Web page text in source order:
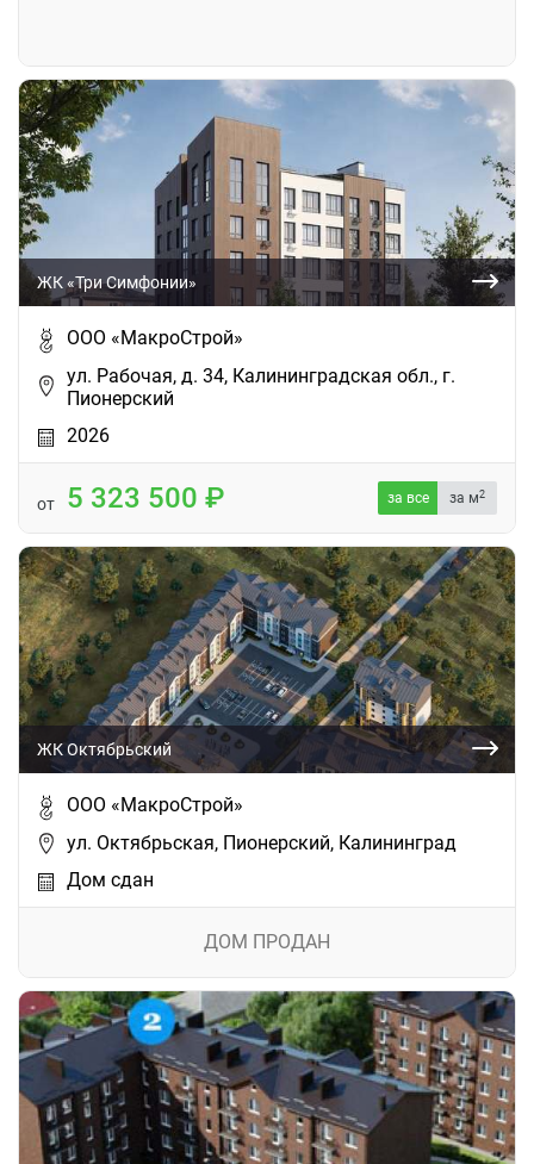
ЖК «Три Симфонии»
ООО «МакроСтрой»
ул. Рабочая, д. 34, Калининградская обл., г.
Пионерский
2026
от 5 323 500 за все за м2
ЖК Октябрьский
ООО «МакроСтрой»
ул. Октябрьская, Пионерский, Калининград
Дом сдан
ДОМ ПРОДАН